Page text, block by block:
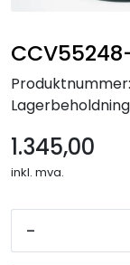
Produktnummer:
1.345,00
inkl. mva.
-